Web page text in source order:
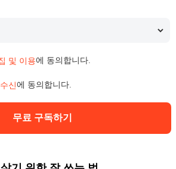
및 이용에 동의합니다.
신에 동의합니다.
무료 구독하기